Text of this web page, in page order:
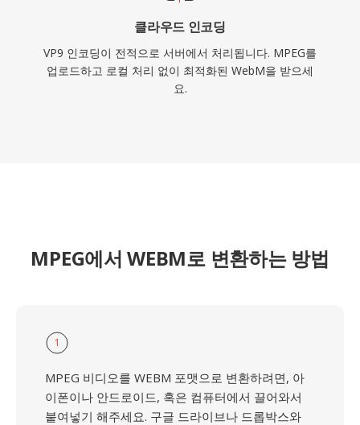
클라우드 인코딩
VP9 인코딩이 전적으로 서버에서 처리됩니다. MPEG를
업로드하고 로컬 처리 없이 최적화된 WebM을 받으세
요.
MPEG에서 WEBM로 변환하는 방법
1
MPEG 비디오를 WEBM 포맷으로 변환하려면, 아
이폰이나 안드로이드, 혹은 컴퓨터에서 끌어와서
붙여넣기 해주세요. 구글 드라이브나 드롭박스와